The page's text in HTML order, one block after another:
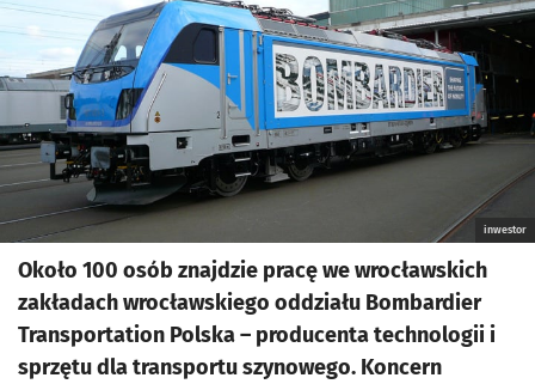
inwestor
Około 100 osób znajdzie pracę we wrocławskich
zakładach wrocławskiego oddziału Bombardier
Transportation Polska – producenta technologii i
sprzętu dla transportu szynowego. Koncern